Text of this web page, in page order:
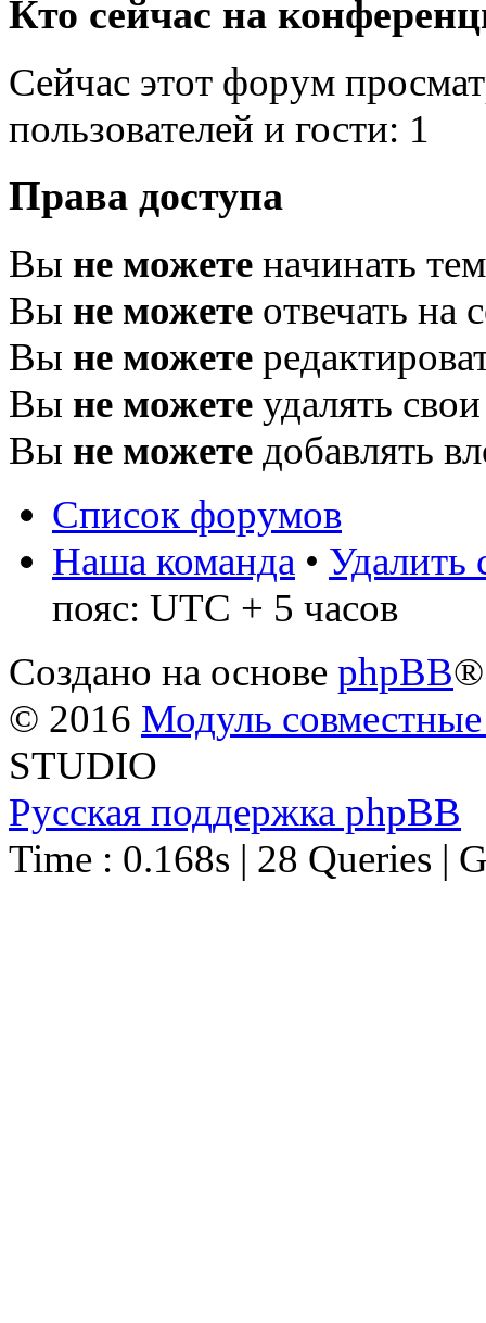
Кто сейчас на
Сейчас этот форум
пользователей и гости: 1
Права доступа
Вы не можете начинать
Вы не можете отвечать на
Вы не можете
Вы не можете удалять
Вы не можете добавлять
Список форумов
Наша команда • Удалить
пояс: UTC + 5 часов
Создано на основе phpBB®
© 2016 Модуль
STUDIO
Русская поддержка phpBB
Time : 0.168s | 28 Queries |